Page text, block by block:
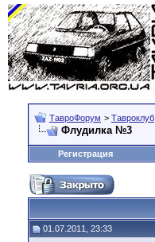
ТавроФорум > Тавроклуб
Флудилка №3
Регистрация
01.07.2011, 23:33